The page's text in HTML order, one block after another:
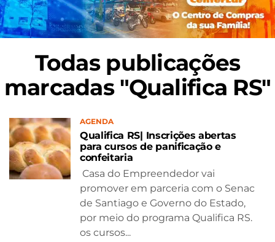
Todas publicações
marcadas "Qualifica RS"
AGENDA
Qualifica RS| Inscrições abertas
para cursos de panificação e
confeitaria
Casa do Empreendedor vai
promover em parceria com o Senac
de Santiago e Governo do Estado,
por meio do programa Qualifica RS.
os cursos...